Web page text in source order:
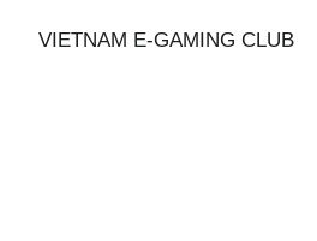
VIETNAM E-GAMING CLUB